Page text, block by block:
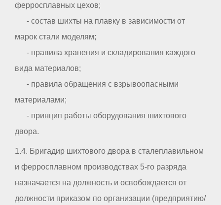
ферросплавных цехов;
- состав шихты на плавку в зависимости от
марок стали моделям;
- правила хранения и складирования каждого
вида материалов;
- правила обращения с взрывоопасными
материалами;
- принцип работы оборудования шихтового
двора.
1.4. Бригадир шихтового двора в сталеплавильном
и ферросплавном производствах 5-го разряда
назначается на должность и освобождается от
должности приказом по организации (предприятию/